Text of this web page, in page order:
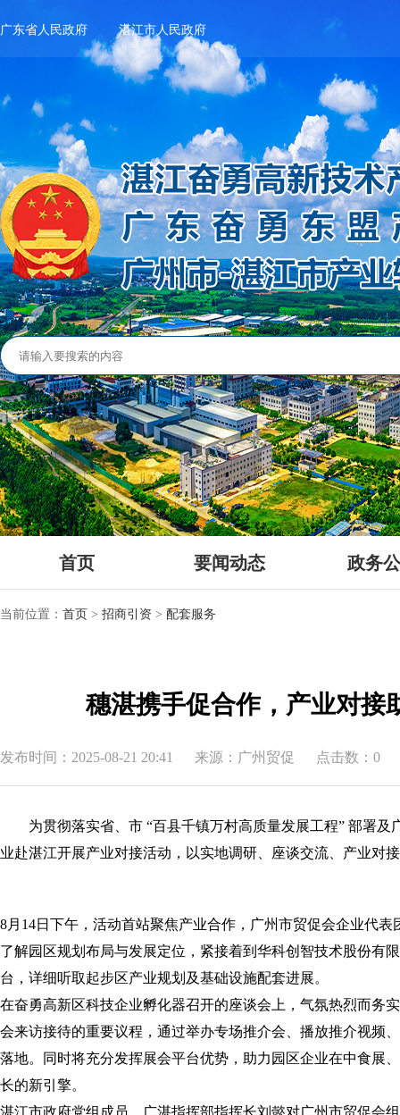
广东省人民政府 湛江市人民政府
首页 要闻动态 政务
当前位置： 首页 > 招商引资 > 配套服务
穗湛携手促合作，产业对
发布时间：2025-08-21 20:41 来源：广州贸促 点击数：0
为贯彻落实省、市 “百县千镇万村高质量发展工程” 部署
业赴湛江开展产业对接活动，以实地调研、座谈交流、产业对
8月14日下午，活动首站聚焦产业合作，广州市贸促会企业代
了解园区规划布局与发展定位，紧接着到华科创智技术股份有
台，详细听取起步区产业规划及基础设施配套进展。
在奋勇高新区科技企业孵化器召开的座谈会上，气氛热烈而务
会来访接待的重要议程，通过举办专场推介会、播放推介视频
落地。同时将充分发挥展会平台优势，助力园区企业在中食展
长的新引擎。
湛江市政府党组成员、广湛指挥部指挥长刘懿对广州市贸促会